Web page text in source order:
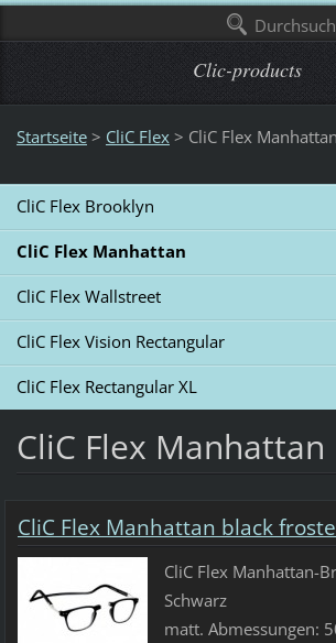
Clic-products
Startseite > CliC Flex > CliC Flex Manhattan
CliC Flex Brooklyn
CliC Flex Manhattan
CliC Flex Wallstreet
CliC Flex Vision Rectangular
CliC Flex Rectangular XL
CliC Flex Manhattan
CliC Flex Manhattan black
CliC Flex Manhattan-
Schwarz
matt. Abmessungen: